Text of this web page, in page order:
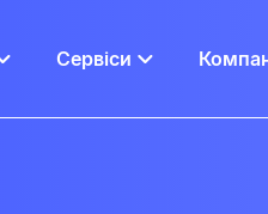
Сервіси